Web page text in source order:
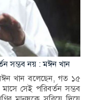
সম্ভব নয় : মঈন খান
খান বলেছেন, গত ১৫
সেই পরিবর্তন সম্ভব